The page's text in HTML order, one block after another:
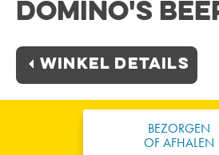
Domino's
Winkel Details
BEZORGEN
OF AFHALEN